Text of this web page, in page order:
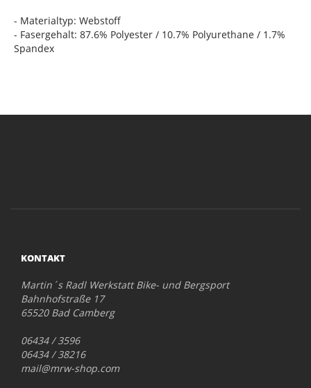
- Materialtyp: Webstoff
- Fasergehalt: 87.6% Polyester / 10.7% Polyurethane / 1.7%
Spandex
KONTAKT
Martin´s Radl Werkstatt Bike- und Bergsport
Bahnhofstraße 17
65520 Bad Camberg
06434 / 3596
06434 / 38216
mail@mrw-shop.com